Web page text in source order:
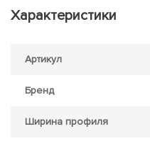
Характеристики
Артикул
Бренд
Ширина профиля